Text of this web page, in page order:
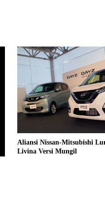
Aliansi Nissan-Mitsubishi
Livina Versi Mungil